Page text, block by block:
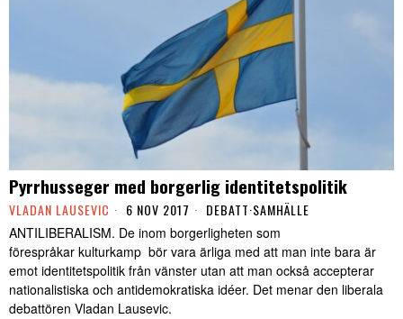
Pyrrhusseger med borgerlig identitetspolitik
VLADAN LAUSEVIC 6 NOV 2017 DEBATT·SAMHÄLLE
ANTILIBERALISM. De inom borgerligheten som
förespråkar kulturkamp bör vara ärliga med att man inte bara är
emot identitetspolitik från vänster utan att man också accepterar
nationalistiska och antidemokratiska idéer. Det menar den liberala
debattören Vladan Lausevic.